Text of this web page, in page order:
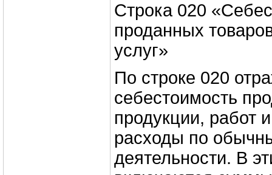
Строка 020
проданных
услуг»
По строке 020
себестоимость
продукции, работ
расходы по
деятельности. В